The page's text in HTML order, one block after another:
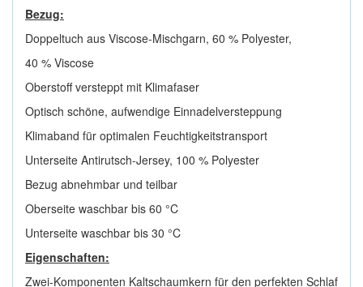
Bezug:
Doppeltuch aus Viscose-Mischgarn, 60 % Polyester,
40 % Viscose
Oberstoff versteppt mit Klimafaser
Optisch schöne, aufwendige Einnadelversteppung
Klimaband für optimalen Feuchtigkeitstransport
Unterseite Antirutsch-Jersey, 100 % Polyester
Bezug abnehmbar und teilbar
Oberseite waschbar bis 60 °C
Unterseite waschbar bis 30 °C
Eigenschaften:
Zwei-Komponenten Kaltschaumkern für den perfekten Schlaf